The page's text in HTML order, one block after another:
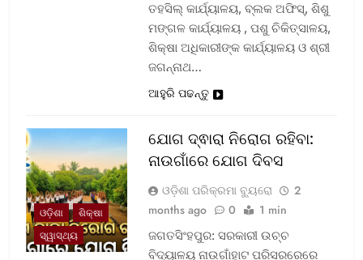
ତହସିଲ୍‌ କାର୍ଯ୍ୟାଳୟ, ବ୍ଲକ ଅଫିସ୍‌, ଶିଶୁ
ମଙ୍ଗଳ କାର୍ଯ୍ୟାଳୟ , ପଶୁ ଚିକିତ୍ସାଳୟ,
ଶିକ୍ଷା ଅଧିକାରୀଙ୍କ କାର୍ଯ୍ୟାଳୟ ଓ ଶ୍ରୀ
ଜଗନ୍ନାଥ…
ଆହୁରି ପଢନ୍ତୁ
ଓଡ଼ିଶା
ଶିକ୍ଷା
ସ୍ୱାସ୍ଥ୍ୟ
ଯୋଗ ଦ୍ଵାରା ନିରୋଗ ରହିବା:
ନାଉଗାଁରେ ଯୋଗ ଦିବସ
ଓଡ଼ିଶା ପରିକ୍ରମା ବ୍ୟୁରୋ
2
months ago
0 1 min
ଜଗତସିଂହପୁର: ସରକାରୀ ଉଚ୍ଚ
ବିଦ୍ୟାଳୟ ନାଉଗାଁହାଟ ପରିସରରେରେ